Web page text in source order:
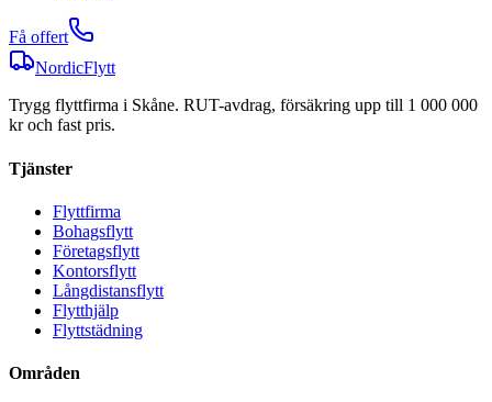
Få offert
NordicFlytt
Trygg flyttfirma i Skåne. RUT-avdrag, försäkring upp till 1 000 000
kr och fast pris.
Tjänster
Flyttfirma
Bohagsflytt
Företagsflytt
Kontorsflytt
Långdistansflytt
Flytthjälp
Flyttstädning
Områden